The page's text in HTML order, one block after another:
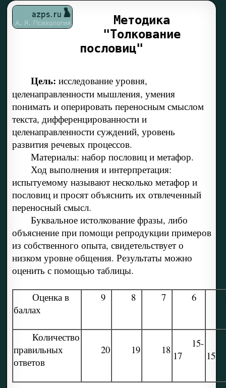
Методика
"Толкование
пословиц"
Цель: исследование уровня,
целенаправленности мышления, умения
понимать и оперировать переносным смыслом
текста, дифференцированности и
целенаправленности суждений, уровень
развития речевых процессов.
Материалы: набор пословиц и метафор.
Ход выполнения и интерпретация:
испытуемому называют несколько метафор и
пословиц и просят объяснить их отвлеченный
переносный смысл.
Буквальное истолкование фразы, либо
объяснение при помощи репродукции примеров
из собственного опыта, свидетельствует о
низком уровне общения. Результаты можно
оценить с помощью таблицы.
Оценка в
баллах
9 8 7 6
Количество
пра­вильных
ответов
20 19 18
15-
17
15